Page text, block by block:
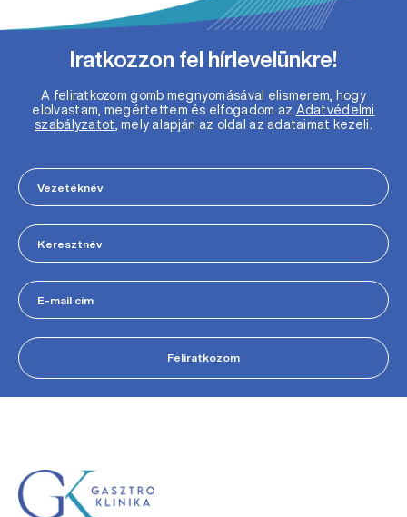
Iratkozzon fel hírlevelünkre!
A feliratkozom gomb megnyomásával elismerem, hogy
elolvastam, megértettem és elfogadom az Adatvédelmi
szabályzatot , mely alapján az oldal az adataimat kezeli.
Feliratkozom